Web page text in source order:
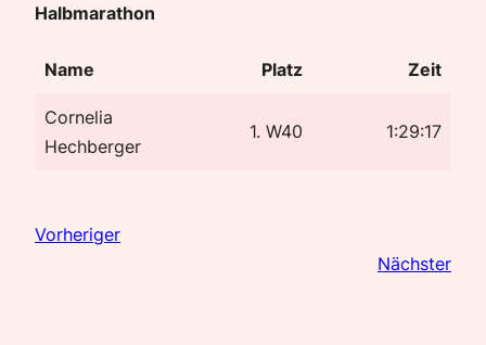
Halbmarathon
Name Platz Zeit
Cornelia
Hechberger
1. W40 1:29:17
Vorheriger
Nächster